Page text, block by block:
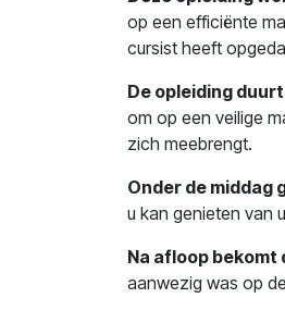
op een efficiënte
cursist heeft
De opleiding
om op een veilige
zich meebrengt.
Onder de middag
u kan genieten van
Na afloop
aanwezig was op